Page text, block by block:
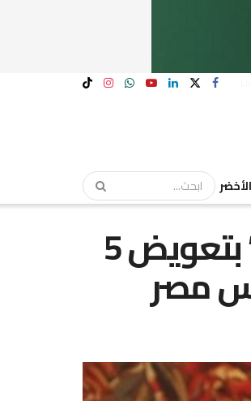
“بريزينتيشن” تطالب “اتحاد الكرة” بتعويض 5
مصر